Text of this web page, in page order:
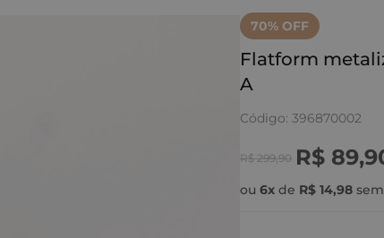
Sandálias Altas
Sandálias médias e baixas
Ver todas as Bolsas
70% OFF
Flatform
A
Código:396870002
R$ 299,90 R$ 89,
ou6x de R$ 14,98